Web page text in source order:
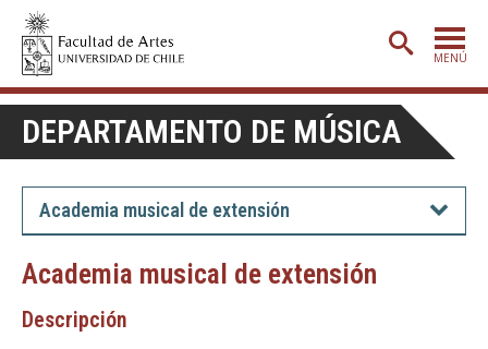
MENÚ
PORTADA
ADMISIÓN
ETAPA BÁSICA
CARRERAS
POSTGRADO
DEPARTAMENTO DE MÚSICA
Academia musical de extensión
Academia musical de extensión
Descripción